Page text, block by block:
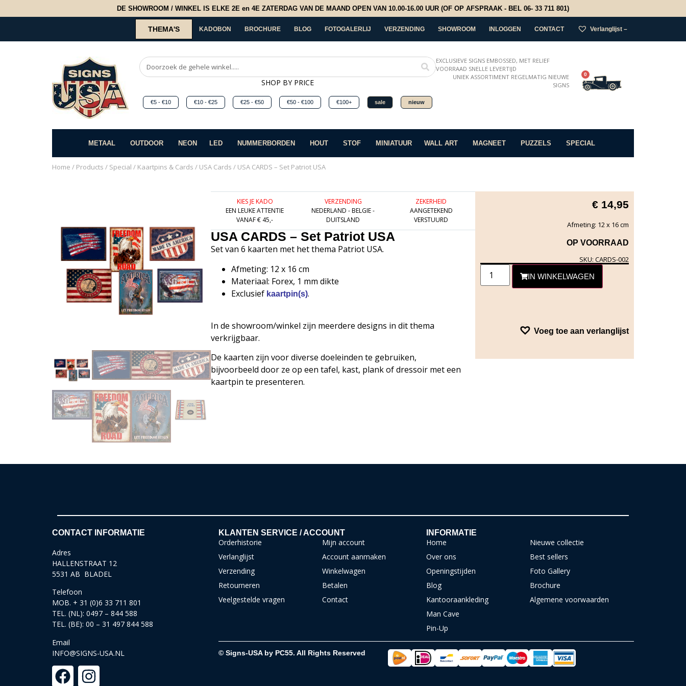
DE SHOWROOM / WINKEL IS ELKE 2E en 4E ZATERDAG VAN DE MAAND OPEN VAN 10.00-16.00 UUR (OF OP AFSPRAAK - BEL 06- 33 711 801)
THEMA'S KADOBON BROCHURE BLOG FOTOGALERLIJ VERZENDING SHOWROOM INLOGGEN CONTACT Verlanglijst –
SHOP BY PRICE
€5 - €10 €10 - €25 €25 - €50 €50 - €100 €100+ sale nieuw
EXCLUSIEVE SIGNS EMBOSSED, MET RELIEF
VOORRAAD SNELLE LEVERTIJD
UNIEK ASSORTIMENT REGELMATIG NIEUWE
SIGNS
0
METAAL OUTDOOR NEON LED NUMMERBORDEN HOUT STOF MINIATUUR WALL ART MAGNEET PUZZELS SPECIAL
Home / Products / Special / Kaartpins & Cards / USA Cards / USA CARDS – Set Patriot USA
KIES JE KADO
EEN LEUKE ATTENTIE
VANAF € 45,-
VERZENDING
NEDERLAND - BELGIE -
DUITSLAND
ZEKERHEID
AANGETEKEND
VERSTUURD
USA CARDS – Set Patriot USA
Set van 6 kaarten met het thema Patriot USA.
Afmeting: 12 x 16 cm
Materiaal: Forex, 1 mm dikte
Exclusief kaartpin(s).
In de showroom/winkel zijn meerdere designs in dit thema
verkrijgbaar.
De kaarten zijn voor diverse doeleinden te gebruiken,
bijvoorbeeld door ze op een tafel, kast, plank of dressoir met een
kaartpin te presenteren.
€ 14,95
Afmeting: 12 x 16 cm
OP VOORRAAD
SKU: CARDS-002
IN WINKELWAGEN
Voeg toe aan verlanglijst
CONTACT INFORMATIE
Adres
HALLENSTRAAT 12
5531 AB BLADEL
Telefoon
MOB. + 31 (0)6 33 711 801
TEL. (NL): 0497 – 844 588
TEL. (BE): 00 – 31 497 844 588
Email
INFO@SIGNS-USA.NL
KLANTEN SERVICE / ACCOUNT
Orderhistorie
Verlanglijst
Verzending
Retourneren
Veelgestelde vragen
Mijn account
Account aanmaken
Winkelwagen
Betalen
Contact
INFORMATIE
Home
Over ons
Openingstijden
Blog
Kantooraankleding
Man Cave
Pin-Up
Nieuwe collectie
Best sellers
Foto Gallery
Brochure
Algemene voorwaarden
© Signs-USA by PC55. All Rights Reserved